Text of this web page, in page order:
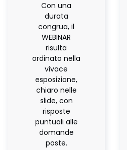
Con una
durata
congrua, il
WEBINAR
risulta
ordinato nella
vivace
esposizione,
chiaro nelle
slide, con
risposte
puntuali alle
domande
poste.